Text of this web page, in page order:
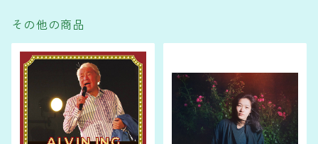
その他の商品